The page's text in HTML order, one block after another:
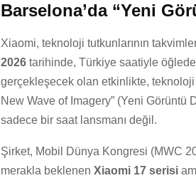
Barselona’da “Yeni
Xiaomi, teknoloji tutkunlarının
2026 tarihinde, Türkiye saatiyle
gerçekleşecek olan etkinlikte, teknoloji
New Wave of Imagery” (Yeni Görüntü
sadece bir saat lansmanı değil.
Şirket, Mobil Dünya Kongresi (MWC
merakla beklenen Xiaomi 17 serisi